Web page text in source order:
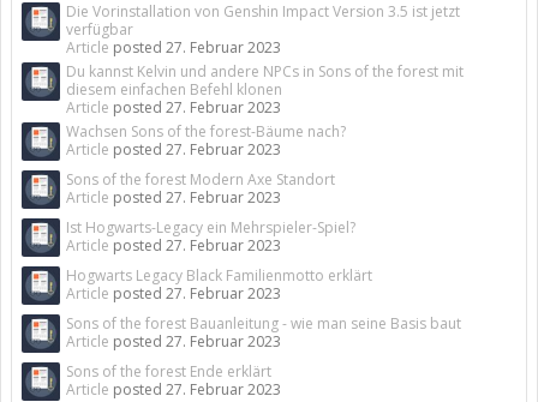
Die Vorinstallation von Genshin Impact Version 3.5 ist jetzt
verfügbar
Article posted 27. Februar 2023
Du kannst Kelvin und andere NPCs in Sons of the forest mit
diesem einfachen Befehl klonen
Article posted 27. Februar 2023
Wachsen Sons of the forest-Bäume nach?
Article posted 27. Februar 2023
Sons of the forest Modern Axe Standort
Article posted 27. Februar 2023
Ist Hogwarts-Legacy ein Mehrspieler-Spiel?
Article posted 27. Februar 2023
Hogwarts Legacy Black Familienmotto erklärt
Article posted 27. Februar 2023
Sons of the forest Bauanleitung - wie man seine Basis baut
Article posted 27. Februar 2023
Sons of the forest Ende erklärt
Article posted 27. Februar 2023